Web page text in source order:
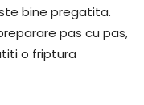
bine pregatita.
pas cu pas,
o friptura